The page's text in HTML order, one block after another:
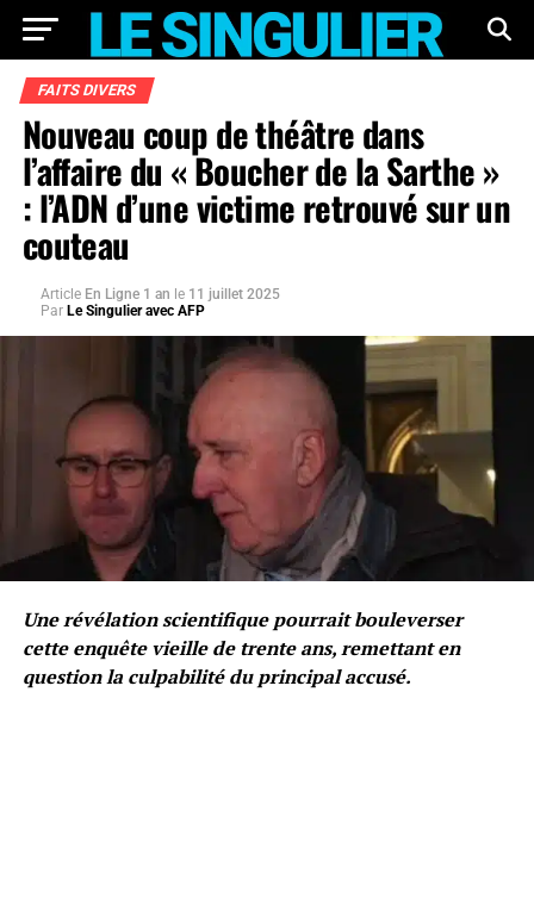
FAITS DIVERS
Nouveau coup de théâtre dans
l’affaire du « Boucher de la Sarthe »
: l’ADN d’une victime retrouvé sur un
couteau
Article En Ligne 1 an le 11 juillet 2025
Par Le Singulier avec AFP
Une révélation scientifique pourrait bouleverser
cette enquête vieille de trente ans, remettant en
question la culpabilité du principal accusé.